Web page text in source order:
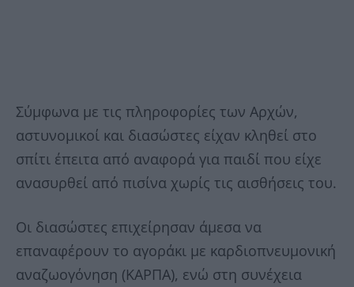
Σύμφωνα με τις πληροφορίες των Αρχών,
αστυνομικοί και διασώστες είχαν κληθεί στο
σπίτι έπειτα από αναφορά για παιδί που είχε
ανασυρθεί από πισίνα χωρίς τις αισθήσεις του.
Οι διασώστες επιχείρησαν άμεσα να
επαναφέρουν το αγοράκι με καρδιοπνευμονική
αναζωογόνηση (ΚΑΡΠΑ), ενώ στη συνέχεια